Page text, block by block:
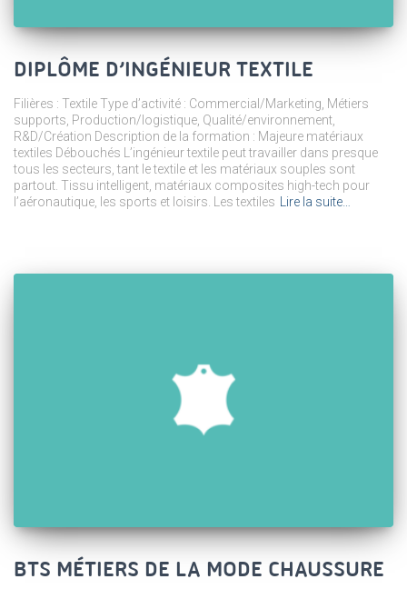
DIPLÔME D’INGÉNIEUR TEXTILE
Filières : Textile Type d’activité : Commercial/Marketing, Métiers
supports, Production/logistique, Qualité/environnement,
R&D/Création Description de la formation : Majeure matériaux
textiles Débouchés L’ingénieur textile peut travailler dans presque
tous les secteurs, tant le textile et les matériaux souples sont
partout. Tissu intelligent, matériaux composites high-tech pour
l’aéronautique, les sports et loisirs. Les textiles Lire la suite…
BTS MÉTIERS DE LA MODE CHAUSSURE